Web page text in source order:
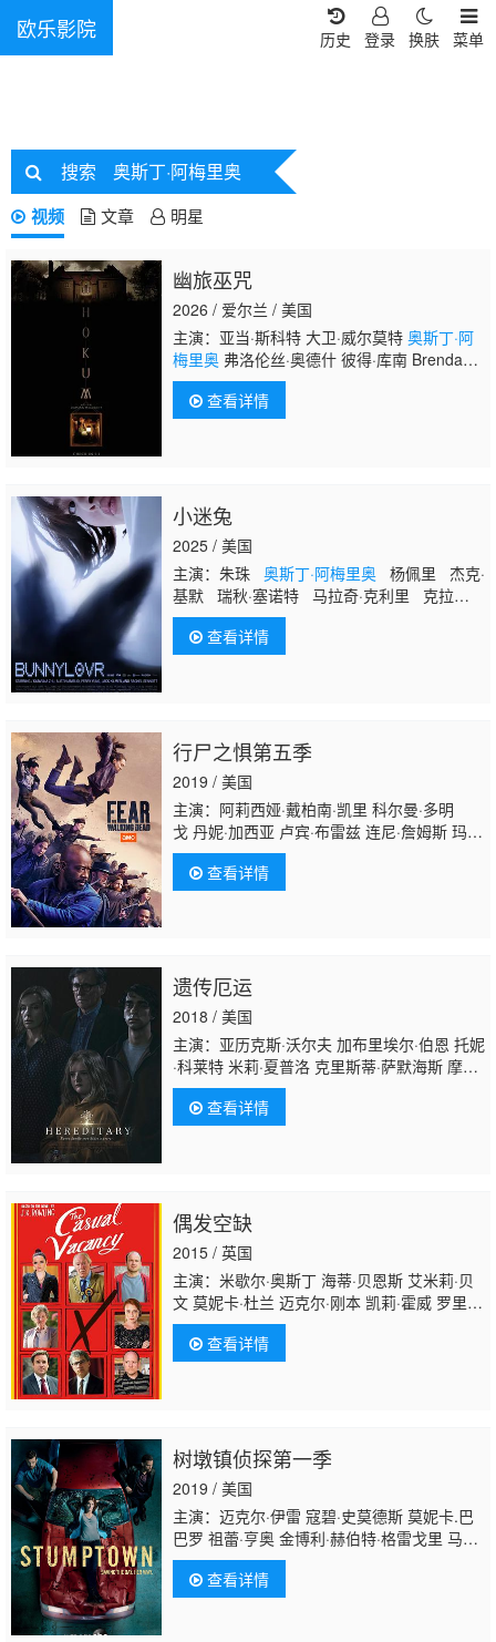
欧乐影院 菜单
换肤
登录
历史
搜索 奥斯丁·阿梅里奥
视频 文章 明星
幽旅巫咒
2026 / 爱尔兰 / 美国
主演：亚当·斯科特 大卫·威尔莫特 奥斯丁·阿
梅里奥弗洛伦丝·奥德什 彼得·库南 Brendan
Conroy 迈克尔·帕特里克 威尔·奥康纳 Sioux
Carroll Ezra Carlisle Siox C Mallory Adams
查看详情
小迷兔
2025 / 美国
主演：朱珠 奥斯丁·阿梅里奥杨佩里 杰克·
基默 瑞秋·塞诺特 马拉奇·克利里 克拉拉·
王 萨拉·巴斯金 鲁比·麦考利斯特 兴·穆萨·
钟 Steven Allen Annie Marie Elliot Scott
Callenberger Christopher Collins Ingrid
查看详情
行尸之惧第五季
2019 / 美国
主演：阿莉西娅·戴柏南·凯里 科尔曼·多明
戈 丹妮·加西亚 卢宾·布雷兹 连尼·詹姆斯 玛姬
·格蕾斯 加瑞特·迪拉胡特 珍娜·艾夫曼 艾莉克
莎·尼森森 凯伦·戴维 莫·柯林斯
奥达里尔·米切尔
查看详情
遗传厄运
2018 / 美国
主演：亚历克斯·沃尔夫 加布里埃尔·伯恩 托妮
·科莱特 米莉·夏普洛 克里斯蒂·萨默海斯 摩根·
伦德 马洛里·贝克特尔 杰克·布朗 布赖恩·拉谢
尔 海蒂·门德兹 莫伊塞斯 L·托瓦 贾罗德·菲利
普斯 安·唐德 布罗克·麦金尼 扎克瑞·亚瑟 奥斯
查看详情
偶发空缺
2015 / 英国
主演：米歇尔·奥斯丁 海蒂·贝恩斯 艾米莉·贝
文 莫妮卡·杜兰 迈克尔·刚本 凯莉·霍威 罗里·
金尼尔 西蒙·迈克伯尼 朱莉亚·麦肯齐 朱利安·
沃德姆 西拉斯·卡森 洛丽塔·查卡巴蒂
查看详情
树墩镇侦探第一季
2019 / 美国
主演：迈克尔·伊雷 寇碧·史莫德斯 莫妮卡.巴
巴罗 祖蕾·亨奥 金博利·赫伯特·格雷戈里 马克·
韦伯 杰伊·杜普拉斯 唐纳尔·罗格 杰克·约翰
逊 佐莎·马梅特 詹妮安·加罗法洛 乔恩·巴斯 卡
穆琳·曼海姆 乔·平格 柯林·坎宁安 保罗·菲兹杰
查看详情